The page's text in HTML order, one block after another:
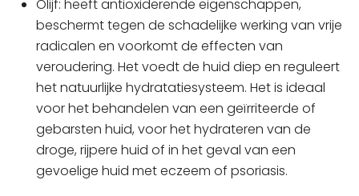
Olijf: heeft antioxiderende eigenschappen,
beschermt tegen de schadelijke werking van vrije
radicalen en voorkomt de effecten van
veroudering. Het voedt de huid diep en reguleert
het natuurlijke hydratatiesysteem. Het is ideaal
voor het behandelen van een geïrriteerde of
gebarsten huid, voor het hydrateren van de
droge, rijpere huid of in het geval van een
gevoelige huid met eczeem of psoriasis.